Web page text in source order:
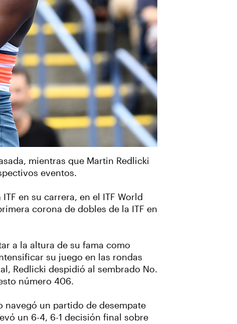
mientras que Martin Redlicki
eventos.
en su carrera, en el ITF World
corona de dobles de la ITF en
a la altura de su fama como
su juego en las rondas
Redlicki despidió al sembrado No.
número 406.
navegó un partido de desempate
un 6-4, 6-1 decisión final sobre